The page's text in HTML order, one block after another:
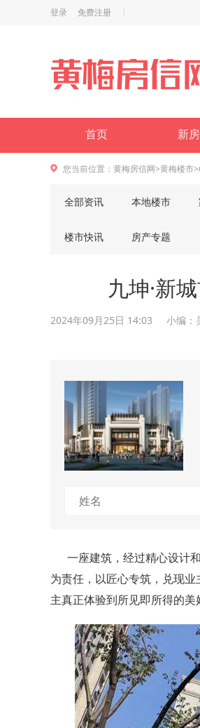
登录 免费注册
首页 新房
您当前位置： 黄梅房信网>黄梅楼市>
全部资讯 本地楼市
楼市快讯 房产专题
九坤·新
2024年09月25日 14:03 小编
一座建筑，经过精心设计和
为责任，以匠心专筑，兑现
主真正体验到所见即所得的美